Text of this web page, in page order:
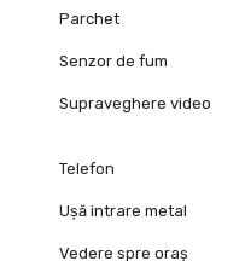
Parchet
Senzor de fum
Supraveghere video
Telefon
Ușă intrare metal
Vedere spre oraș